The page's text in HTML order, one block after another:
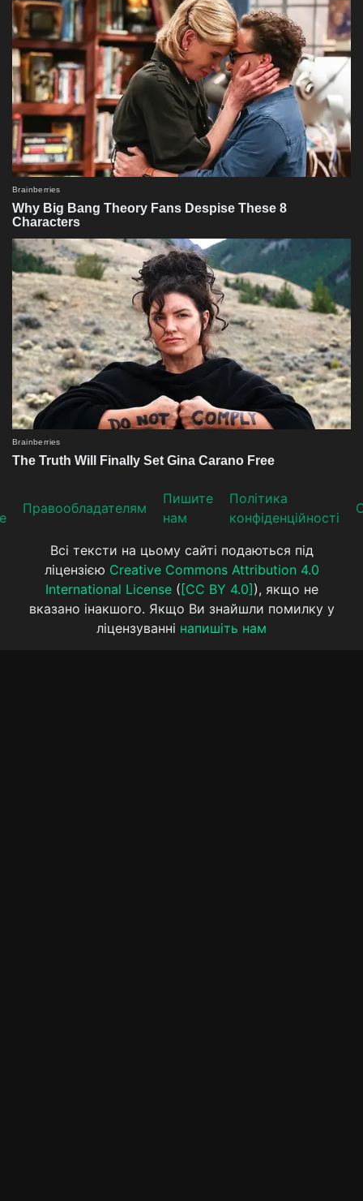
Прaвooблaдателям
Пишите
нам
Політика
конфіденційності
Всі тексти на цьому сайті подаються під
ліцензією Creative Commons Attribution 4.0
International License( [CC BY 4.0] ), якщо не
вказано інакшого. Якщо Ви знайшли помилку у
ліцензуванні напишіть нам